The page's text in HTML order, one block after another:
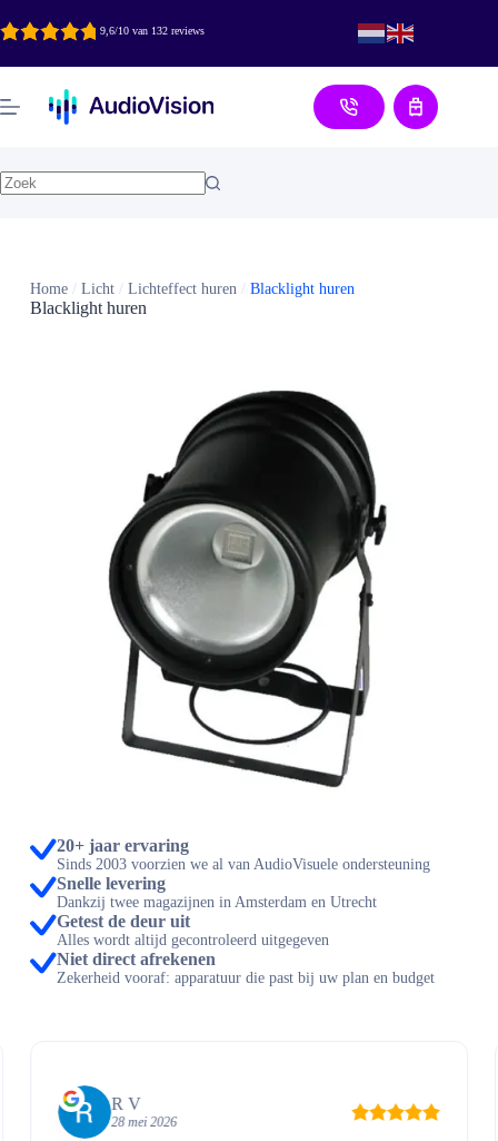
naar
inhoud
9,6/10 van 132 reviews
Aanvraag
Home/ Licht/ Lichteffect huren/ Blacklight huren
Blacklight huren
20+ jaar ervaring
Sinds 2003 voorzien we al van AudioVisuele ondersteuning
Snelle levering
Dankzij twee magazijnen in Amsterdam en Utrecht
Getest de deur uit
Alles wordt altijd gecontroleerd uitgegeven
Niet direct afrekenen
Zekerheid vooraf: apparatuur die past bij uw plan en budget
R V
28 mei 2026